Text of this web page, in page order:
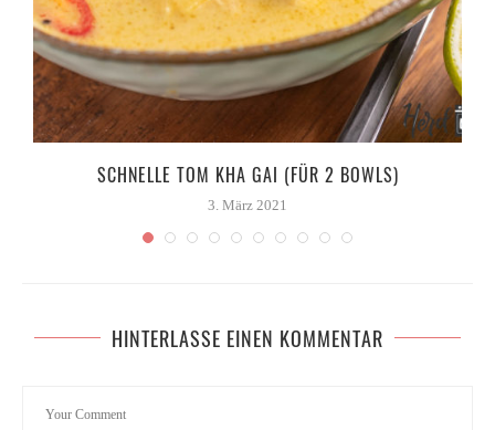
SCHNELLE TOM KHA GAI (FÜR 2 BOWLS)
3. März 2021
HINTERLASSE EINEN KOMMENTAR